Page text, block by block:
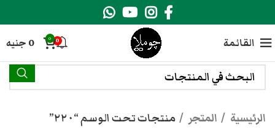
القائمة 0
0
0 جنيه
الرئيسية المتجر
منتجات تحت الوسم “٢٢٠”